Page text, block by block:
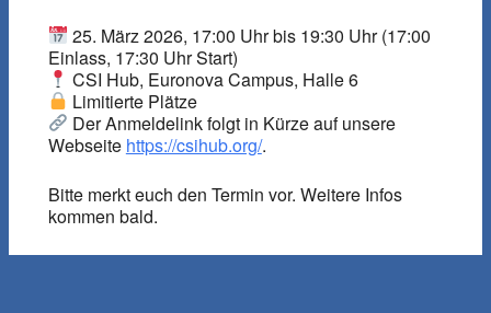
25. März 2026, 17:00 Uhr bis 19:30 Uhr (17:00
Einlass, 17:30 Uhr Start)
CSI Hub, Euronova Campus, Halle 6
Limitierte Plätze
Der Anmeldelink folgt in Kürze auf unsere
Webseite https://csihub.org/.
Bitte merkt euch den Termin vor. Weitere Infos
kommen bald.